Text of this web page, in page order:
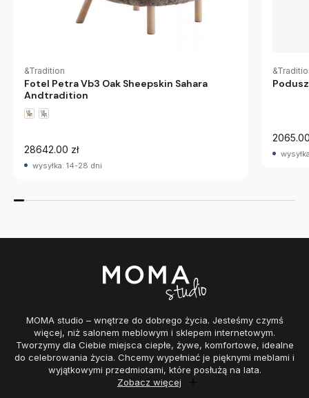
&Tradition
Fotel Petra Vb3 Oak Sheepskin Sahara
Andtradition
28642.00 zł
wysyłka: 14-28 dni
MOMA studio – wnętrze do dobrego życia. Jesteśmy czymś
więcej, niż salonem meblowym i sklepem internetowym.
Tworzymy dla Ciebie miejsca ciepłe, żywe, komfortowe, idealne
do celebrowania życia. Chcemy wypełniać je pięknymi meblami i
wyjątkowymi przedmiotami, które posłużą na lata.
Zobacz więcej